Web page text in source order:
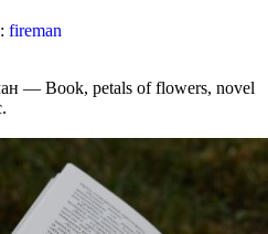
fireman
— Book, petals of flowers, novel